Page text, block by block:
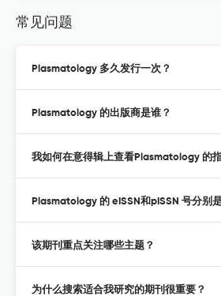
常见问题
Plasmatology 多久发行一次？
Plasmatology 的出版商是谁？
我如何在意得辑上查看Plasmatology 的
Plasmatology 的 eISSN和pISSN 号分别
该期刊重点关注哪些主题？
为什么搜索适合我研究的期刊很重要？